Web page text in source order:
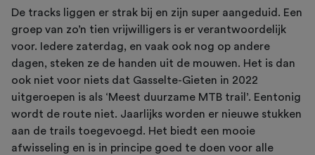
De tracks liggen er strak bij en zijn super aangeduid. Een
groep van zo’n tien vrijwilligers is er verantwoordelijk
voor. Iedere zaterdag, en vaak ook nog op andere
dagen, steken ze de handen uit de mouwen. Het is dan
ook niet voor niets dat Gasselte-Gieten in 2022
uitgeroepen is als ‘Meest duurzame MTB trail’. Eentonig
wordt de route niet. Jaarlijks worden er nieuwe stukken
aan de trails toegevoegd. Het biedt een mooie
afwisseling en is in principe goed te doen voor alle